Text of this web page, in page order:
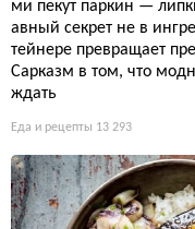
ми пекут паркин —
авный секрет не в
тейнере превращает
Сарказм в том, что
ждать
Еда и рецепты 13 293